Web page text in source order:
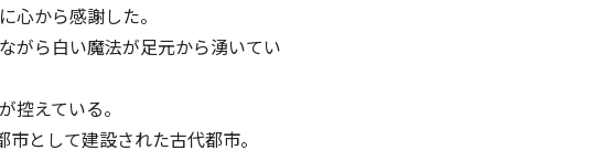
心から感謝した。
がら白い魔法が足元から湧いてい
えている。
として建設された古代都市。